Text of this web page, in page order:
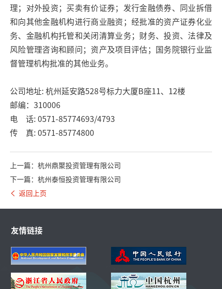
理；对外投资；买卖有价证券；发行金融债券、同业拆借
和向其他金融机构进行商业融资；经批准的资产证券化业
务、金融机构托管和关闭清算业务；财务、投资、法律及
风险管理咨询和顾问；资产及项目评估；国务院银行业监
督管理机构批准的其他业务。
公司地址: 杭州延安路528号标力大厦B座11、12楼
邮编：310006
电 话: 0571-85774693/4793
传 真: 0571-85774800
上一篇：杭州鼎聚投资管理有限公司
下一篇：杭州泰恒投资管理有限公司
返回上页
友情链接